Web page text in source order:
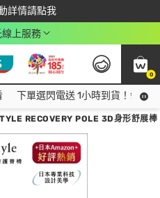
詳情請點我
高回饋$350
線上服務
0
下單選閃電送 1小時到貨！領神
RECOVERY POLE 3D身形舒展棒